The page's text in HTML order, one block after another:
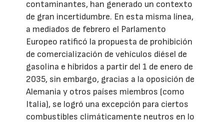
contaminantes, han generado un contexto
de gran incertidumbre. En esta misma línea,
a mediados de febrero el Parlamento
Europeo ratificó la propuesta de prohibición
de comercialización de vehículos diésel de
gasolina e híbridos a partir del 1 de enero de
2035, sin embargo, gracias a la oposición de
Alemania y otros países miembros (como
Italia), se logró una excepción para ciertos
combustibles climáticamente neutros en lo